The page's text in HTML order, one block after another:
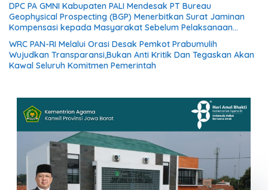
DPC PA GMNI Kabupaten PALI Mendesak PT Bureau
Geophysical Prospecting (BGP) Menerbitkan Surat Jaminan
Kompensasi kepada Masyarakat Sebelum Pelaksanaan
Survei Seismik 3D PEONY
WRC PAN-RI Melalui Orasi Desak Pemkot Prabumulih
Wujudkan Transparansi,Bukan Anti Kritik Dan Tegaskan Akan
Kawal Seluruh Komitmen Pemerintah